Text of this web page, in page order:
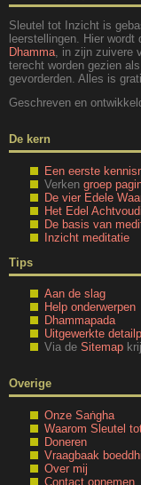
Sleutel tot Inzicht is
leerstellingen. Hier wordt
Dhamma , in zijn zuivere
terecht worden gezien
gevorderden. Alles is
Geschreven en
De kern
Een eerste
Verken groep
De vier Edele
Het Edel
De basis van
Inzicht meditatie
Tips
Aan de slag
Help onderwerpen
Dhammapada
Uitgewerkte
Via de Sitemap
Overige
Onze Saṅgha
Waarom Sleutel
Doneren
Vraagbaak
Over mij
Contact opnemen